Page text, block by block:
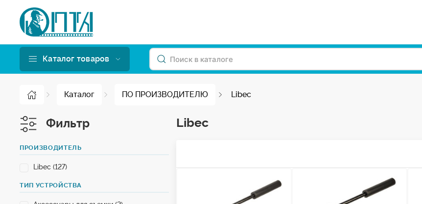
Каталог товаров
Каталог ПО ПРОИЗВОДИТЕЛЮ Libec
Фильтр
ПРОИЗВОДИТЕЛЬ
Libec (127)
ТИП УСТРОЙСТВА
Libec